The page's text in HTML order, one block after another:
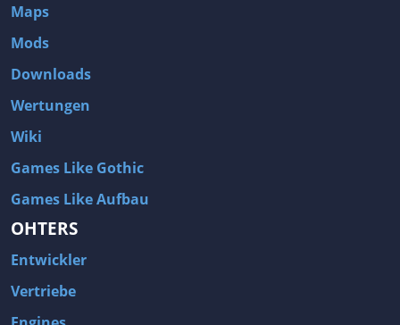
Maps
Mods
Downloads
Wertungen
Wiki
Games Like Gothic
Games Like Aufbau
OHTERS
Entwickler
Vertriebe